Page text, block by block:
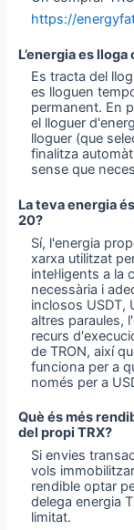
https://
L’energia es
Es tracta del
es lloguen
permanent. En
el lloguer
lloguer (que
finalitza
sense que
La teva energia
20?
Sí, l'energia
xarxa utilitzat
intel·ligents a la
necessària i
inclosos USDT,
altres paraules,
recurs
de TRON, així
funciona per a
només per a
Què és més
del propi TRX?
Si envies
vols
rendible optar
delega energia
limitat.